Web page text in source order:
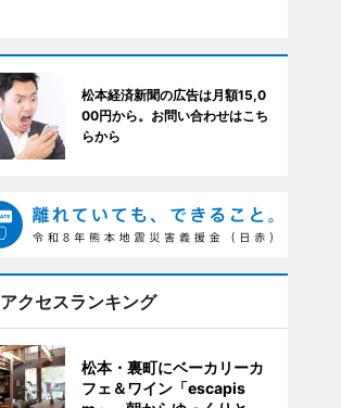
松本経済新聞の広告は月額15,0
00円から。お問い合わせはこち
らから
アクセスランキング
松本・裏町にベーカリーカ
フェ＆ワイン「escapis